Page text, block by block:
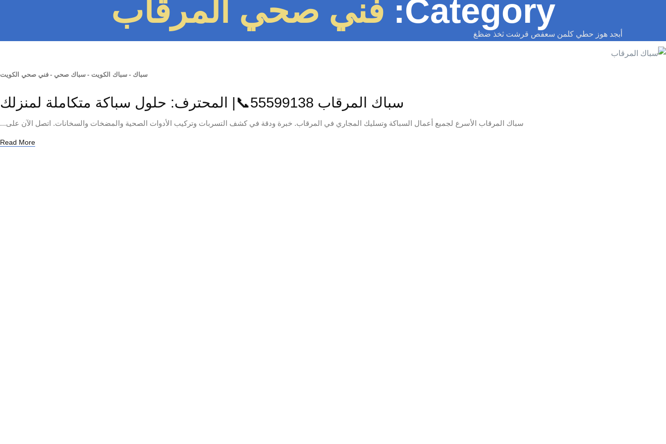
Category: فني صحي المرقاب
أبجد هوز حطي كلمن سعفص قرشت ثخذ ضظغ
سباك - سباك الكويت - سباك صحي - فني صحي الكويت
سباك المرقاب 55599138📞| المحترف: حلول سباكة متكاملة لمنزلك
سباك المرقاب الأسرع لجميع أعمال السباكة وتسليك المجاري في المرقاب. خبرة ودقة في كشف التسربات وتركيب الأدوات الصحية والمضخات والسخانات. اتصل الآن على...
Read More